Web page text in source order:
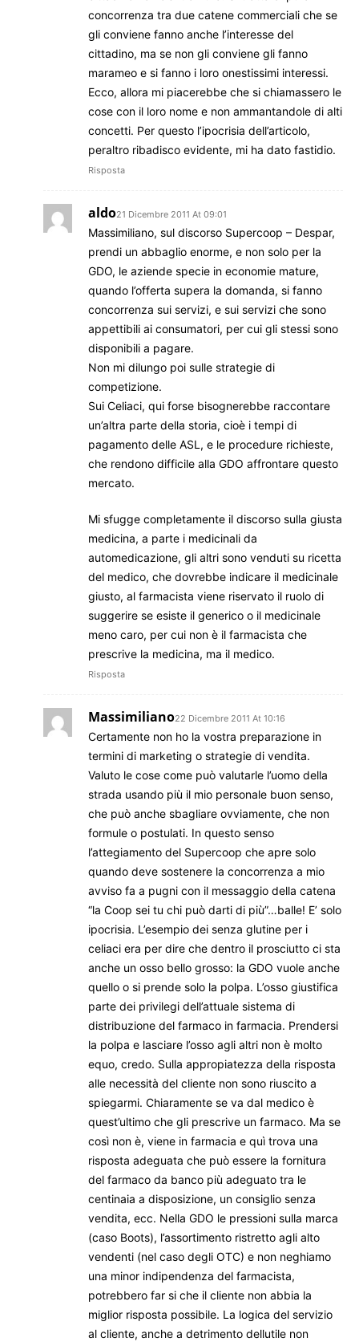
concorrenza tra due catene commerciali che se
gli conviene fanno anche l’interesse del
cittadino, ma se non gli conviene gli fanno
marameo e si fanno i loro onestissimi interessi.
Ecco, allora mi piacerebbe che si chiamassero le
cose con il loro nome e non ammantandole di alti
concetti. Per questo l’ipocrisia dell’articolo,
peraltro ribadisco evidente, mi ha dato fastidio.
Risposta
aldo21 Dicembre 2011 At 09:01
Massimiliano, sul discorso Supercoop – Despar,
prendi un abbaglio enorme, e non solo per la
GDO, le aziende specie in economie mature,
quando l’offerta supera la domanda, si fanno
concorrenza sui servizi, e sui servizi che sono
appettibili ai consumatori, per cui gli stessi sono
disponibili a pagare.
Non mi dilungo poi sulle strategie di
competizione.
Sui Celiaci, qui forse bisognerebbe raccontare
un’altra parte della storia, cioè i tempi di
pagamento delle ASL, e le procedure richieste,
che rendono difficile alla GDO affrontare questo
mercato.
Mi sfugge completamente il discorso sulla giusta
medicina, a parte i medicinali da
automedicazione, gli altri sono venduti su ricetta
del medico, che dovrebbe indicare il medicinale
giusto, al farmacista viene riservato il ruolo di
suggerire se esiste il generico o il medicinale
meno caro, per cui non è il farmacista che
prescrive la medicina, ma il medico.
Risposta
Massimiliano22 Dicembre 2011 At 10:16
Certamente non ho la vostra preparazione in
termini di marketing o strategie di vendita.
Valuto le cose come può valutarle l’uomo della
strada usando più il mio personale buon senso,
che può anche sbagliare ovviamente, che non
formule o postulati. In questo senso
l’attegiamento del Supercoop che apre solo
quando deve sostenere la concorrenza a mio
avviso fa a pugni con il messaggio della catena
“la Coop sei tu chi può darti di più”…balle! E’ solo
ipocrisia. L’esempio dei senza glutine per i
celiaci era per dire che dentro il prosciutto ci sta
anche un osso bello grosso: la GDO vuole anche
quello o si prende solo la polpa. L’osso giustifica
parte dei privilegi dell’attuale sistema di
distribuzione del farmaco in farmacia. Prendersi
la polpa e lasciare l’osso agli altri non è molto
equo, credo. Sulla appropiatezza della risposta
alle necessità del cliente non sono riuscito a
spiegarmi. Chiaramente se va dal medico è
quest’ultimo che gli prescrive un farmaco. Ma se
così non è, viene in farmacia e quì trova una
risposta adeguata che può essere la fornitura
del farmaco da banco più adeguato tra le
centinaia a disposizione, un consiglio senza
vendita, ecc. Nella GDO le pressioni sulla marca
(caso Boots), l’assortimento ristretto agli alto
vendenti (nel caso degli OTC) e non neghiamo
una minor indipendenza del farmacista,
potrebbero far si che il cliente non abbia la
miglior risposta possibile. La logica del servizio
al cliente, anche a detrimento dellutile non